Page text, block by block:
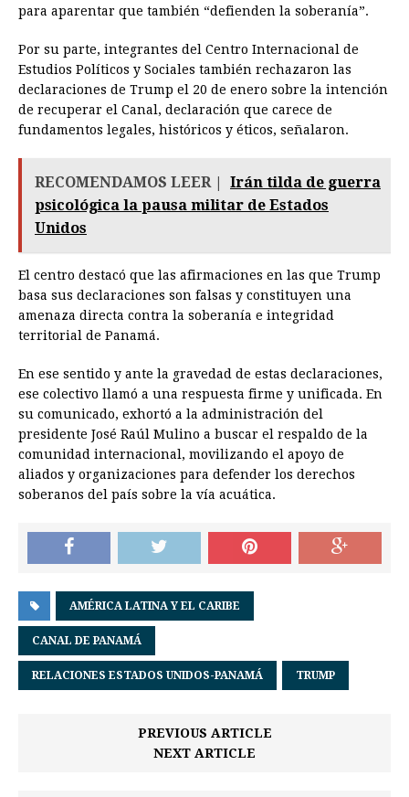
para aparentar que también “defienden la soberanía”.
Por su parte, integrantes del Centro Internacional de
Estudios Políticos y Sociales también rechazaron las
declaraciones de Trump el 20 de enero sobre la intención
de recuperar el Canal, declaración que carece de
fundamentos legales, históricos y éticos, señalaron.
RECOMENDAMOS LEER |
Irán tilda de guerra
psicológica la pausa militar de Estados
Unidos
El centro destacó que las afirmaciones en las que Trump
basa sus declaraciones son falsas y constituyen una
amenaza directa contra la soberanía e integridad
territorial de Panamá.
En ese sentido y ante la gravedad de estas declaraciones,
ese colectivo llamó a una respuesta firme y unificada. En
su comunicado, exhortó a la administración del
presidente José Raúl Mulino a buscar el respaldo de la
comunidad internacional, movilizando el apoyo de
aliados y organizaciones para defender los derechos
soberanos del país sobre la vía acuática.
AMÉRICA LATINA Y EL CARIBE
CANAL DE PANAMÁ
RELACIONES ESTADOS UNIDOS-PANAMÁ TRUMP
PREVIOUS ARTICLE
NEXT ARTICLE